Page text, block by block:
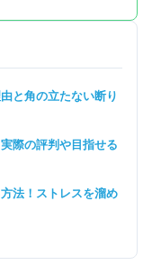
と角の立たない断り
際の評判や目指せる
法！ストレスを溜め